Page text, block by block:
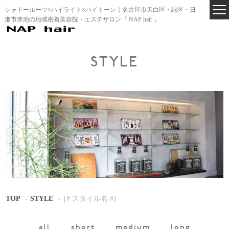
シャドールーツ×ハイライト×ハイトーン｜名古屋市天白区・緑区・日
進市赤池の地域密着美容院・エステサロン『 NAP hair 』
STYLE
TOP STYLE {# スタイル名 #}